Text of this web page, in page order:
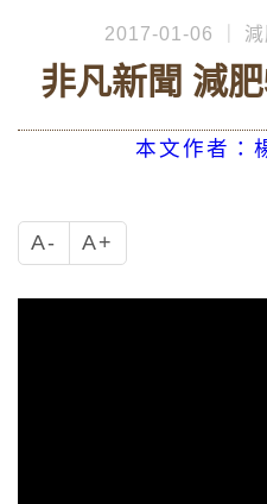
2017-01-06
非凡新聞 減
本文作者：
A- A+